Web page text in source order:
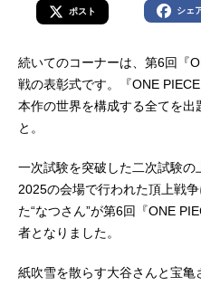
ポスト シェ
続いてのコーナーは、第6回『
戦の表彰式です。『ONE
本作の世界を構成する全てを出
と。
一次試験を突破した二次試験
2025の会場で行われた頂上戦
た“なつさん”が第6回『ONE
者となりました。
紙吹雪を散らす大谷さんと宝